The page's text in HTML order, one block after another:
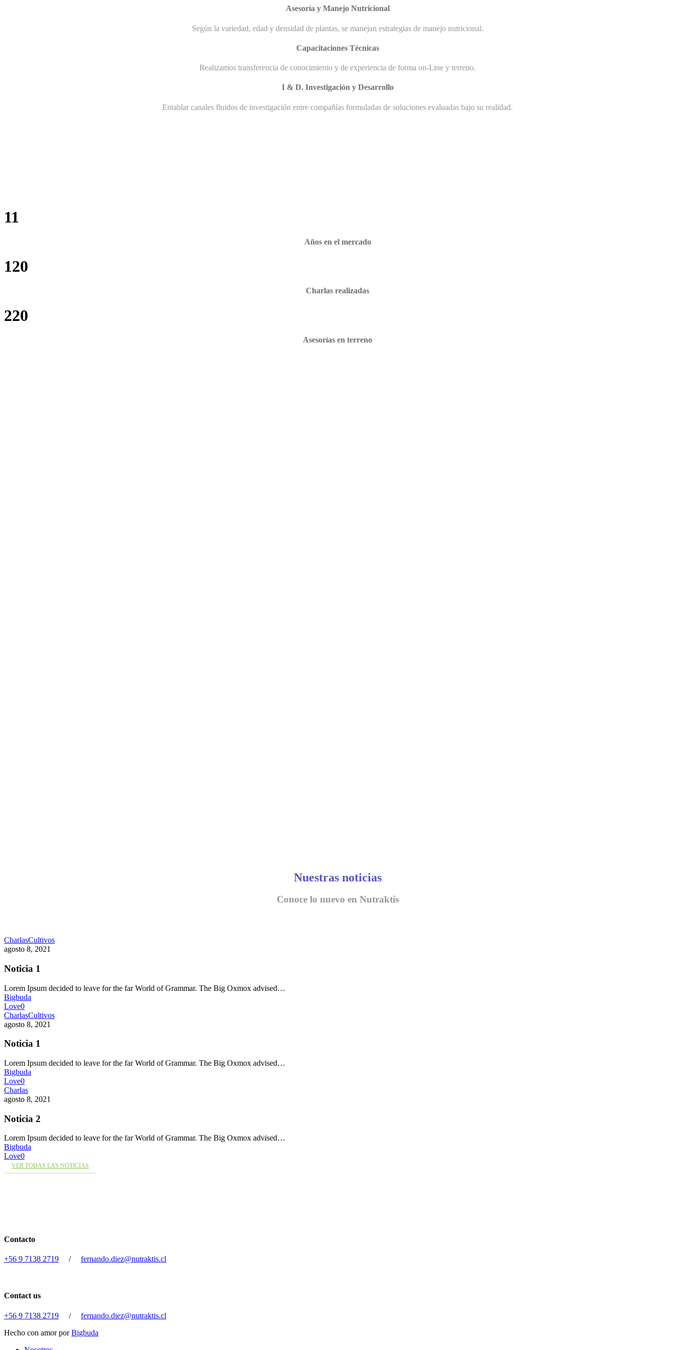
Asesoría y Manejo Nutricional
Según la variedad, edad y densidad de plantas, se manejan estrategias de manejo nutricional.
Capacitaciones Técnicas
Realizamos transferencia de conocimiento y de experiencia de forma on-Line y terreno.
I & D. Investigación y Desarrollo
Entablar canales fluidos de investigación entre compañías formuladas de soluciones evaluadas bajo su realidad.
11
Años en el mercado
120
Charlas realizadas
220
Asesorías en terreno
Nuestras noticias
Conoce lo nuevo en Nutraktis
CharlasCultivos
agosto 8, 2021
Noticia 1
Lorem Ipsum decided to leave for the far World of Grammar. The Big Oxmox advised…
Bigbuda
Love0
CharlasCultivos
agosto 8, 2021
Noticia 1
Lorem Ipsum decided to leave for the far World of Grammar. The Big Oxmox advised…
Bigbuda
Love0
Charlas
agosto 8, 2021
Noticia 2
Lorem Ipsum decided to leave for the far World of Grammar. The Big Oxmox advised…
Bigbuda
Love0
VER TODAS LAS NOTICIAS
Contacto
+56 9 7138 2719 / fernando.diez@nutraktis.cl
Contact us
+56 9 7138 2719 / fernando.diez@nutraktis.cl
Hecho con amor porBigbuda